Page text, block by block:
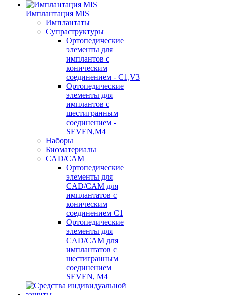
Имплантация MIS
Имплантаты
Супраструктуры
Ортопедические
элементы для
имплантов с
коническим
соединением - C1,V3
Ортопедические
элементы для
имплантов с
шестигранным
соединением -
SEVEN,M4
Наборы
Биоматериалы
CAD/CAM
Ортопедические
элементы для
CAD/CAM для
имплантатов с
коническим
соединением С1
Ортопедические
элементы для
CAD/CAM для
имплантатов с
шестигранным
соединением
SEVEN, М4